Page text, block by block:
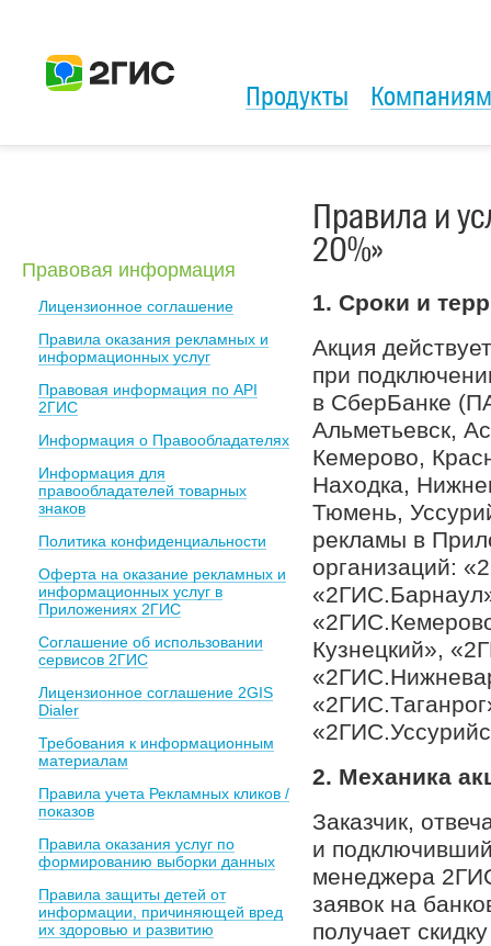
Продукты Компаниям
Правовая информация
Лицензионное соглашение
Правила оказания рекламных и
информационных услуг
Правовая информация по API
2ГИС
Информация о Правообладателях
Информация для
правообладателей товарных
знаков
Политика конфиденциальности
Оферта на оказание рекламных и
информационных услуг в
Приложениях 2ГИС
Соглашение об использовании
сервисов 2ГИС
Лицензионное соглашение 2GIS
Dialer
Требования к информационным
материалам
Правила учета Рекламных кликов /
показов
Правила оказания услуг по
формированию выборки данных
Правила защиты детей от
информации, причиняющей вред
их здоровью и развитию
Правила и
20%»
1. Сроки и
Акция
при
в СберБанке
Альметьевск,
Кемерово,
Находка,
Тюмень,
рекламы в
организаций:
Кузнецкий»,
2. Механика
Заказчик,
и
менеджера
заявок на
получает